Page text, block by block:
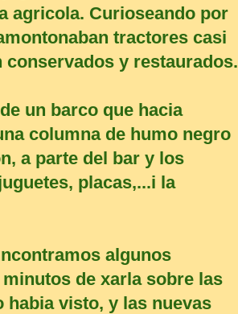
agricola. Curioseando por
tractores casi
conservados y restaurados.
un barco que hacia
columna de humo negro
a parte del bar y los
placas,...i la
algunos
de xarla sobre las
habia visto, y las nuevas